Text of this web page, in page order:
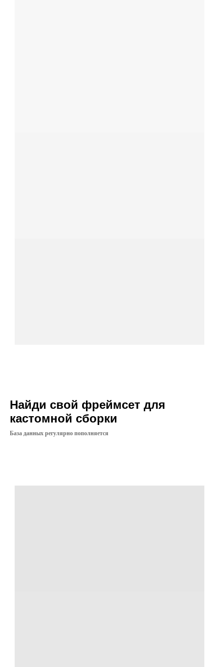
Найди свой фреймсет для
кастомной сборки
База данных регулярно пополняется